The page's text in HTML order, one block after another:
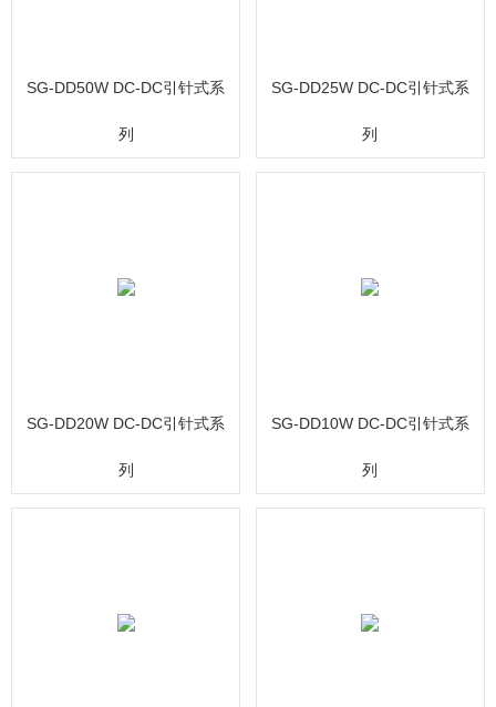
SG-DD50W DC-DC引针式系
列
SG-DD25W DC-DC引针式系
列
SG-DD20W DC-DC引针式系
列
SG-DD10W DC-DC引针式系
列